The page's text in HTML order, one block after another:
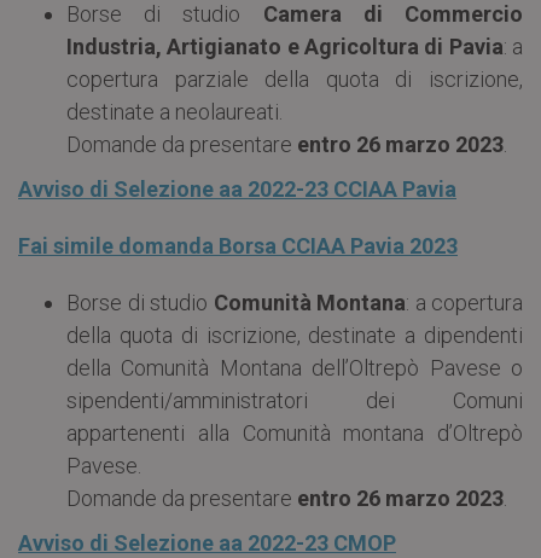
Borse di studio Camera di Commercio
Industria, Artigianato e Agricoltura di Pavia: a
copertura parziale della quota di iscrizione,
destinate a neolaureati.
Domande da presentare entro 26 marzo 2023
Avviso di Selezione aa 2022-23 CCIAA Pavia
Fai simile domanda Borsa CCIAA Pavia 2023
Borse di studio Comunità Montana: a copertura
della quota di iscrizione, destinate a dipendenti
della Comunità Montana dell’Oltrepò Pavese o
sipendenti/amministratori dei Comuni
appartenenti alla Comunità montana d’Oltrepò
Pavese.
Domande da presentare entro 26 marzo 2023
Avviso di Selezione aa 2022-23 CMOP